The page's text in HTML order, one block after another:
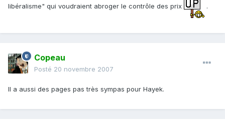
libéralisme" qui voudraient abroger le contrôle des prix
.
Copeau
Posté 20 novembre 2007
Il a aussi des pages pas très sympas pour Hayek.